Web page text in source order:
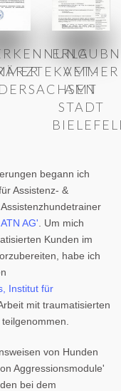
VET.-
AMT
STADT
begann ich
Assistenz- &
AG' . Um mich
Kunden im
habe ich
Institut für
mit traumatisierten
von Hunden
Aggressionsmodule'
bei dem